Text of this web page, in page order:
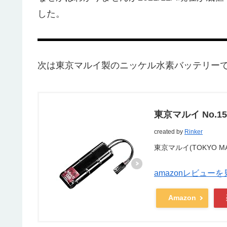
した。
次は東京マルイ製のニッケル水素バッテリー
東京マルイ
created by Rinker
東京マルイ(TOKYO
amazonレビューを
Amazon